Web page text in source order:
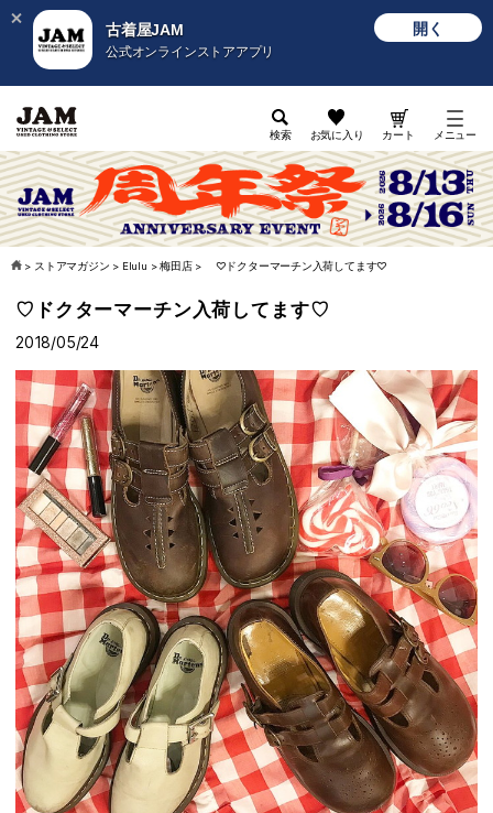
古着屋JAM
公式オンラインストアアプリ
開く
検索 お気に入り カート メニュー
> ストアマガジン > Elulu >梅田店> ♡ドクターマーチン入荷してます♡
♡ドクターマーチン入荷してます♡
2018/05/24